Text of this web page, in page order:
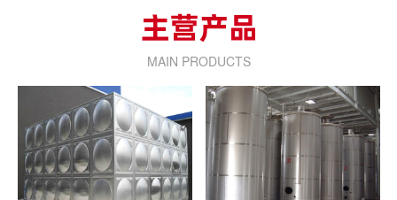
MAIN PRODUCTS